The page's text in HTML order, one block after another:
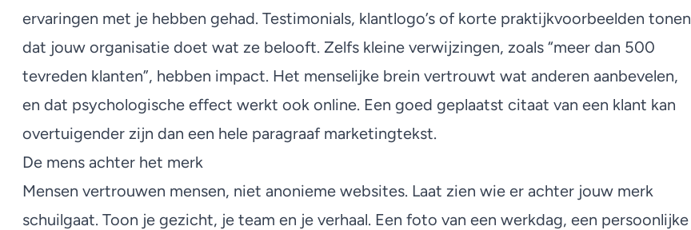
ervaringen met je hebben gehad. Testimonials, klantlogo’s of korte praktijkvoorbeelden tonen
dat jouw organisatie doet wat ze belooft. Zelfs kleine verwijzingen, zoals “meer dan 500
tevreden klanten”, hebben impact. Het menselijke brein vertrouwt wat anderen aanbevelen,
en dat psychologische effect werkt ook online. Een goed geplaatst citaat van een klant kan
overtuigender zijn dan een hele paragraaf marketingtekst.
De mens achter het merk
Mensen vertrouwen mensen, niet anonieme websites. Laat zien wie er achter jouw merk
schuilgaat. Toon je gezicht, je team en je verhaal. Een foto van een werkdag, een persoonlijke